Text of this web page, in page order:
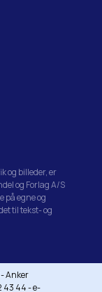
og billeder, er
og Forlag A/S
på egne og
til tekst- og
Anker
43 44 - e-